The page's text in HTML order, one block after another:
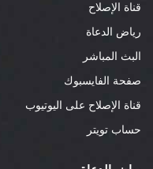
قناة الإصلاح
رياض الدعاة
البث المباشر
صفحة الفايسبوك
قناة الإصلاح على اليوتيوب
حساب تويتر